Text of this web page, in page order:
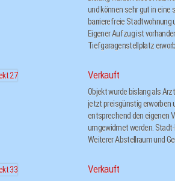
und können sehr gut in eine
barrierefreie Stadtwohnung
Eigener Aufzug ist
Tiefgaragenstellplatz
vorhanden.
Verkauft
Objekt wurde bislang als
jetzt preisgünstig erworben
entsprechend den eigenen
umgewidmet werden.
Weiterer Abstellraum und
werden.
Verkauft